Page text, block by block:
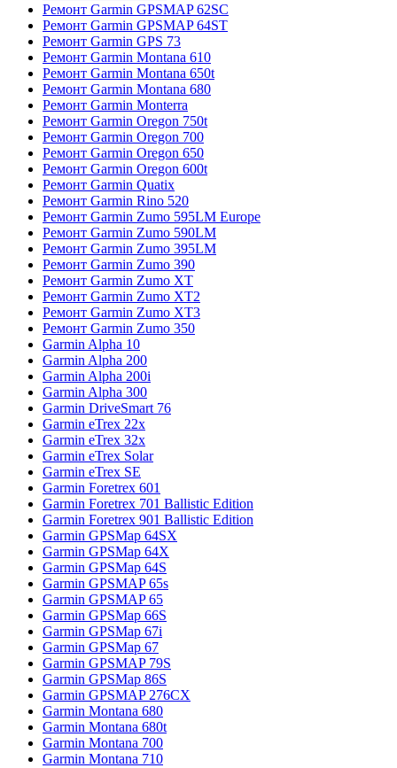
Ремонт Garmin GPSMAP 62SC
Ремонт Garmin GPSMAP 64ST
Ремонт Garmin GPS 73
Ремонт Garmin Montana 610
Ремонт Garmin Montana 650t
Ремонт Garmin Montana 680
Ремонт Garmin Monterra
Ремонт Garmin Oregon 750t
Ремонт Garmin Oregon 700
Ремонт Garmin Oregon 650
Ремонт Garmin Oregon 600t
Ремонт Garmin Quatix
Ремонт Garmin Rino 520
Ремонт Garmin Zumo 595LM Europe
Ремонт Garmin Zumo 590LM
Ремонт Garmin Zumo 395LM
Ремонт Garmin Zumo 390
Ремонт Garmin Zumo XT
Ремонт Garmin Zumo XT2
Ремонт Garmin Zumo XT3
Ремонт Garmin Zumo 350
Garmin Alpha 10
Garmin Alpha 200
Garmin Alpha 200i
Garmin Alpha 300
Garmin DriveSmart 76
Garmin eTrex 22x
Garmin eTrex 32x
Garmin eTrex Solar
Garmin eTrex SE
Garmin Foretrex 601
Garmin Foretrex 701 Ballistic Edition
Garmin Foretrex 901 Ballistic Edition
Garmin GPSMap 64SX
Garmin GPSMap 64X
Garmin GPSMap 64S
Garmin GPSMAP 65s
Garmin GPSMAP 65
Garmin GPSMap 66S
Garmin GPSMap 67i
Garmin GPSMap 67
Garmin GPSMAP 79S
Garmin GPSMap 86S
Garmin GPSMAP 276CX
Garmin Montana 680
Garmin Montana 680t
Garmin Montana 700
Garmin Montana 710